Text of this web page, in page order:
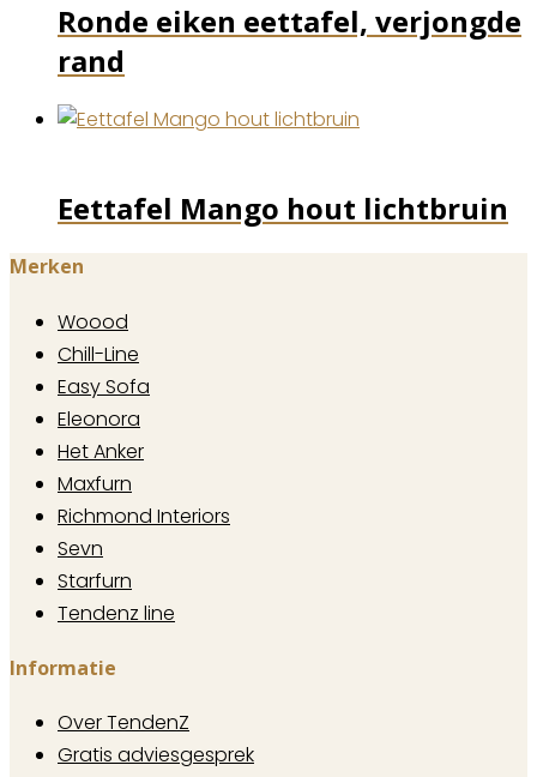
Ronde eiken eettafel, verjongde
rand
Eettafel Mango hout lichtbruin
Merken
Woood
Chill-Line
Easy Sofa
Eleonora
Het Anker
Maxfurn
Richmond Interiors
Sevn
Starfurn
Tendenz line
Informatie
Over TendenZ
Gratis adviesgesprek